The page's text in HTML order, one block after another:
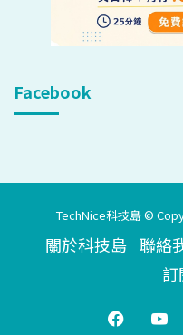
Facebook
TechNice科技島 ©
關於科技島 聯絡